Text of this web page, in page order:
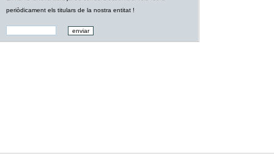
periòdicament els titulars de la nostra entitat !